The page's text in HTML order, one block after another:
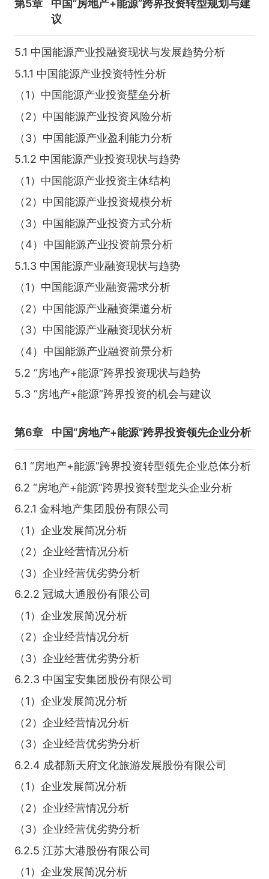
第5章
中国“房地产+能源”跨界投资转型规划与建
议
5.1 中国能源产业投融资现状与发展趋势分析
5.1.1 中国能源产业投资特性分析
（1）中国能源产业投资壁垒分析
（2）中国能源产业投资风险分析
（3）中国能源产业盈利能力分析
5.1.2 中国能源产业投资现状与趋势
（1）中国能源产业投资主体结构
（2）中国能源产业投资规模分析
（3）中国能源产业投资方式分析
（4）中国能源产业投资前景分析
5.1.3 中国能源产业融资现状与趋势
（1）中国能源产业融资需求分析
（2）中国能源产业融资渠道分析
（3）中国能源产业融资现状分析
（4）中国能源产业融资前景分析
5.2 “房地产+能源”跨界投资现状与趋势
5.3 “房地产+能源”跨界投资的机会与建议
第6章 中国“房地产+能源”跨界投资领先企业分析
6.1 “房地产+能源”跨界投资转型领先企业总体分析
6.2 “房地产+能源”跨界投资转型龙头企业分析
6.2.1 金科地产集团股份有限公司
（1）企业发展简况分析
（2）企业经营情况分析
（3）企业经营优劣势分析
6.2.2 冠城大通股份有限公司
（1）企业发展简况分析
（2）企业经营情况分析
（3）企业经营优劣势分析
6.2.3 中国宝安集团股份有限公司
（1）企业发展简况分析
（2）企业经营情况分析
（3）企业经营优劣势分析
6.2.4 成都新天府文化旅游发展股份有限公司
（1）企业发展简况分析
（2）企业经营情况分析
（3）企业经营优劣势分析
6.2.5 江苏大港股份有限公司
（1）企业发展简况分析